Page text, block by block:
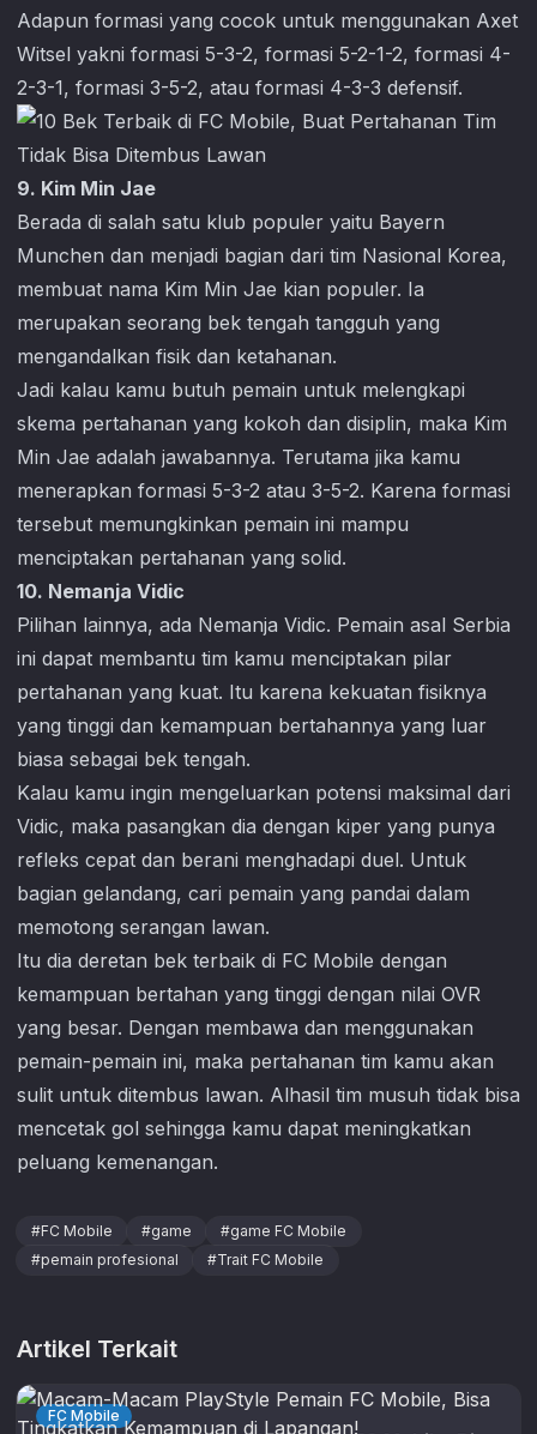
Adapun formasi yang cocok untuk menggunakan Axet
Witsel yakni formasi 5-3-2, formasi 5-2-1-2, formasi 4-
2-3-1, formasi 3-5-2, atau formasi 4-3-3 defensif.
9. Kim Min Jae
Berada di salah satu klub populer yaitu Bayern
Munchen dan menjadi bagian dari tim Nasional Korea,
membuat nama Kim Min Jae kian populer. Ia
merupakan seorang bek tengah tangguh yang
mengandalkan fisik dan ketahanan.
Jadi kalau kamu butuh pemain untuk melengkapi
skema pertahanan yang kokoh dan disiplin, maka Kim
Min Jae adalah jawabannya. Terutama jika kamu
menerapkan formasi 5-3-2 atau 3-5-2. Karena formasi
tersebut memungkinkan pemain ini mampu
menciptakan pertahanan yang solid.
10. Nemanja Vidic
Pilihan lainnya, ada Nemanja Vidic. Pemain asal Serbia
ini dapat membantu tim kamu menciptakan pilar
pertahanan yang kuat. Itu karena kekuatan fisiknya
yang tinggi dan kemampuan bertahannya yang luar
biasa sebagai bek tengah.
Kalau kamu ingin mengeluarkan potensi maksimal dari
Vidic, maka pasangkan dia dengan kiper yang punya
refleks cepat dan berani menghadapi duel. Untuk
bagian gelandang, cari pemain yang pandai dalam
memotong serangan lawan.
Itu dia deretan bek terbaik di FC Mobile dengan
kemampuan bertahan yang tinggi dengan nilai OVR
yang besar. Dengan membawa dan menggunakan
pemain-pemain ini, maka pertahanan tim kamu akan
sulit untuk ditembus lawan. Alhasil tim musuh tidak bisa
mencetak gol sehingga kamu dapat meningkatkan
peluang kemenangan.
#FC Mobile #game #game FC Mobile
#pemain profesional #Trait FC Mobile
Artikel Terkait
FC Mobile